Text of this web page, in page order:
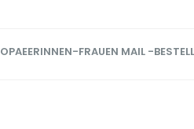
FRAUEN MAIL -